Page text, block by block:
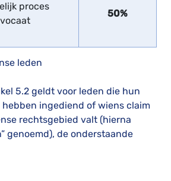
proces
50%
leden
5.2 geldt voor leden die hun
hebben ingediend of wiens claim
rechtsgebied valt (hierna
genoemd), de onderstaande